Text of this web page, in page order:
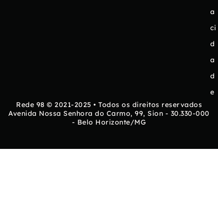
a
ci
d
a
d
e
Rede 98 © 2021-2025 • Todos os direitos reservados
Avenida Nossa Senhora do Carmo, 99, Sion - 30.330-000
- Belo Horizonte/MG